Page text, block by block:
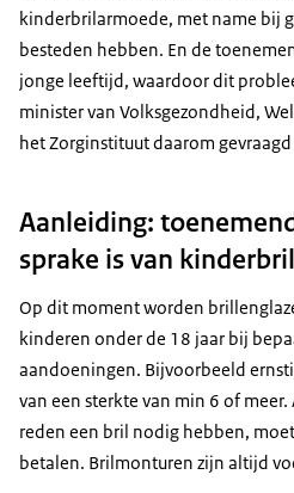
kinderbrilarmoede, met name bij
besteden hebben. En de
jonge leeftijd, waardoor dit
minister van Volksgezondheid,
het Zorginstituut daarom
Aanleiding:
sprake is van
Op dit moment worden
kinderen onder de 18 jaar bij
aandoeningen. Bijvoorbeeld
van een sterkte van min 6 of
reden een bril nodig hebben,
betalen. Brilmonturen zijn altijd